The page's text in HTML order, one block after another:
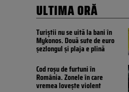
ULTIMA ORĂ
Turiștii nu se uită la bani în
Mykonos. Două sute de euro
șezlongul și plaja e plină
Cod roșu de furtuni în
România. Zonele în care
vremea lovește violent